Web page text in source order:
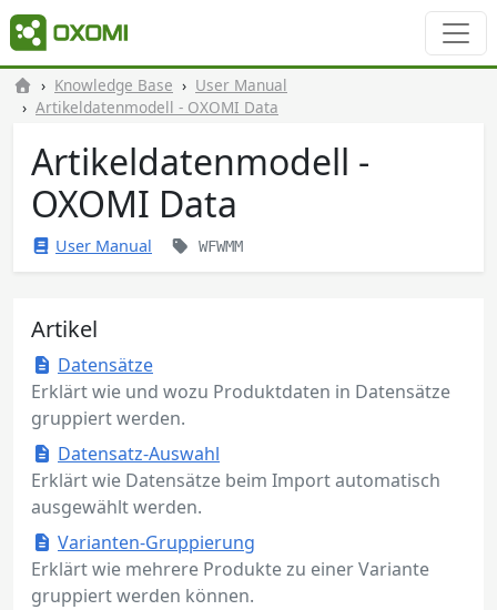
Knowledge Base
User Manual
Artikeldatenmodell - OXOMI Data
Artikeldatenmodell -
OXOMI Data
User Manual WFWMM
Artikel
Datensätze
Erklärt wie und wozu Produktdaten in Datensätze
gruppiert werden.
Datensatz-Auswahl
Erklärt wie Datensätze beim Import automatisch
ausgewählt werden.
Varianten-Gruppierung
Erklärt wie mehrere Produkte zu einer Variante
gruppiert werden können.